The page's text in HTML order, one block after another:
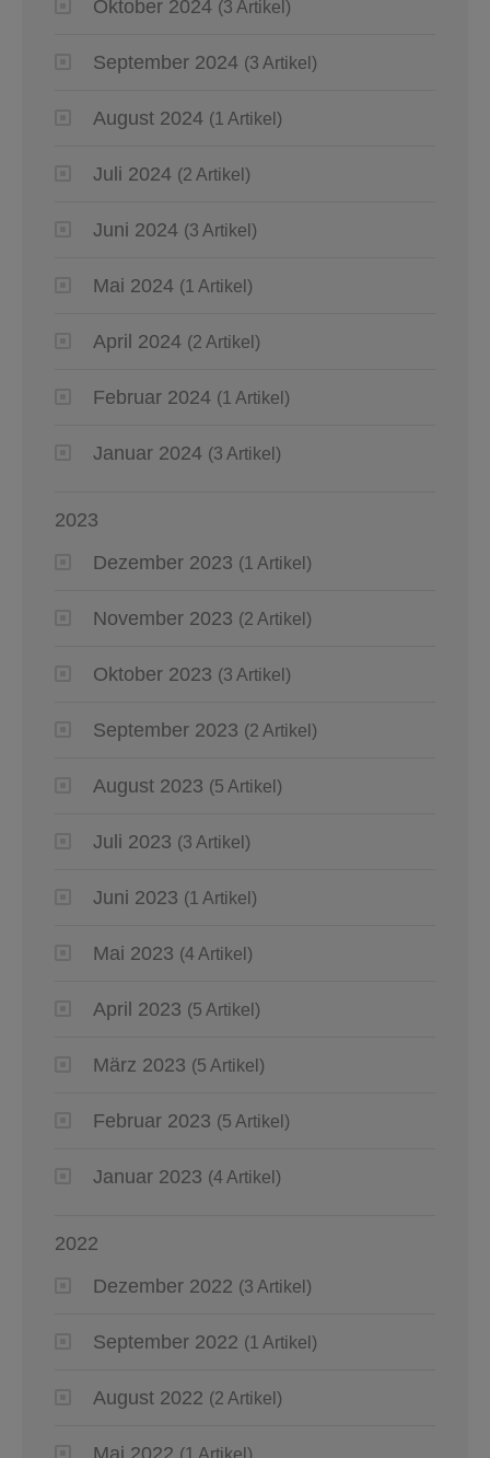
Oktober 2024 (3 Artikel)
September 2024 (3 Artikel)
August 2024 (1 Artikel)
Juli 2024 (2 Artikel)
Juni 2024 (3 Artikel)
Mai 2024 (1 Artikel)
April 2024 (2 Artikel)
Februar 2024 (1 Artikel)
Januar 2024 (3 Artikel)
2023
Dezember 2023 (1 Artikel)
November 2023 (2 Artikel)
Oktober 2023 (3 Artikel)
September 2023 (2 Artikel)
August 2023 (5 Artikel)
Juli 2023 (3 Artikel)
Juni 2023 (1 Artikel)
Mai 2023 (4 Artikel)
April 2023 (5 Artikel)
März 2023 (5 Artikel)
Februar 2023 (5 Artikel)
Januar 2023 (4 Artikel)
2022
Dezember 2022 (3 Artikel)
September 2022 (1 Artikel)
August 2022 (2 Artikel)
Mai 2022 (1 Artikel)